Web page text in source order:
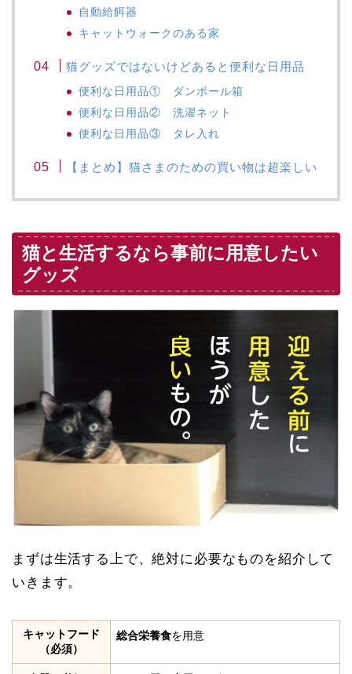
自動給餌器
キャットウォークのある家
猫グッズではないけどあると便利な日用品
便利な日用品① ダンボール箱
便利な日用品② 洗濯ネット
便利な日用品③ タレ入れ
【まとめ】猫さまのための買い物は超楽しい
猫と生活するなら事前に用意したい
グッズ
まずは生活する上で、絶対に必要なものを紹介して
いきます。
キャットフード
（必須）
総合栄養食を用意